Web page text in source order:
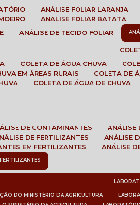
ANÁLISE FOLIAR LARANJA
ANÁLISE FOLIAR BATATA
ANÁLISE DE TECIDO FOLIAR
COLETA DE ÁGUA CHUVA
EM ÁREAS RURAIS
COLETA DE
COLETA DE ÁGUA DE CHUVA
DE CONTAMINANTES
DE FERTILIZANTES
ANÁLISE
EM FERTILIZANTES
ANÁLISE
DO MINISTÉRIO DA AGRICULTURA